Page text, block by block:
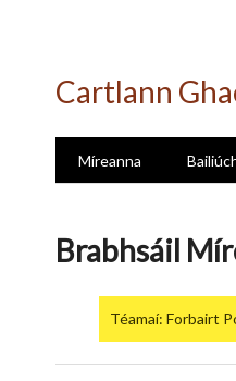
Cartlann
Míreanna
Brabhsáil
Téamaí: Forbairt